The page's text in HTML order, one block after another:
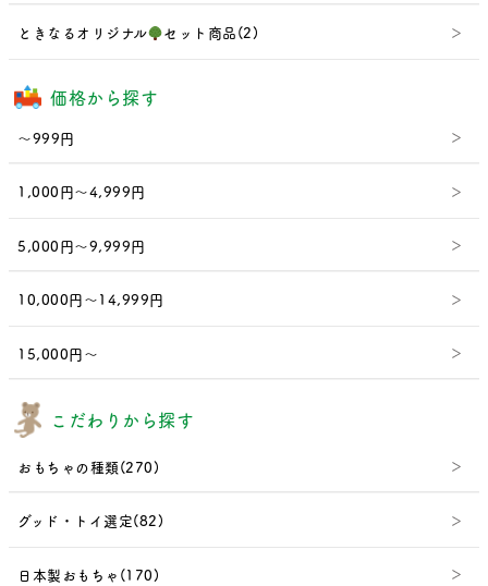
ときなるオリジナル セット商品(2)
価格から探す
～999円
1,000円～4,999円
5,000円～9,999円
10,000円～14,999円
15,000円～
こだわりから探す
おもちゃの種類(270)
グッド・トイ選定(82)
日本製おもちゃ(170)